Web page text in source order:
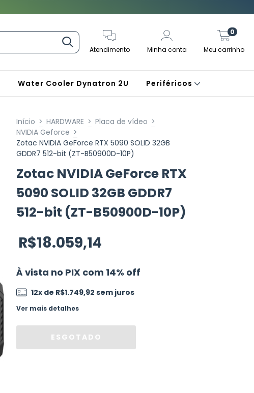
Atendimento Minha conta Meu carrinho
0
Water Cooler Dynatron 2U Periféricos
Início > HARDWARE > Placa de vídeo >
NVIDIA Geforce >
Zotac NVIDIA GeForce RTX 5090 SOLID 32GB
GDDR7 512-bit (ZT-B50900D-10P)
Zotac NVIDIA GeForce RTX
5090 SOLID 32GB GDDR7
512-bit (ZT-B50900D-10P)
R$18.059,14
À vista no PIX com 14% off
12x de R$1.749,92 sem juros
Ver mais detalhes